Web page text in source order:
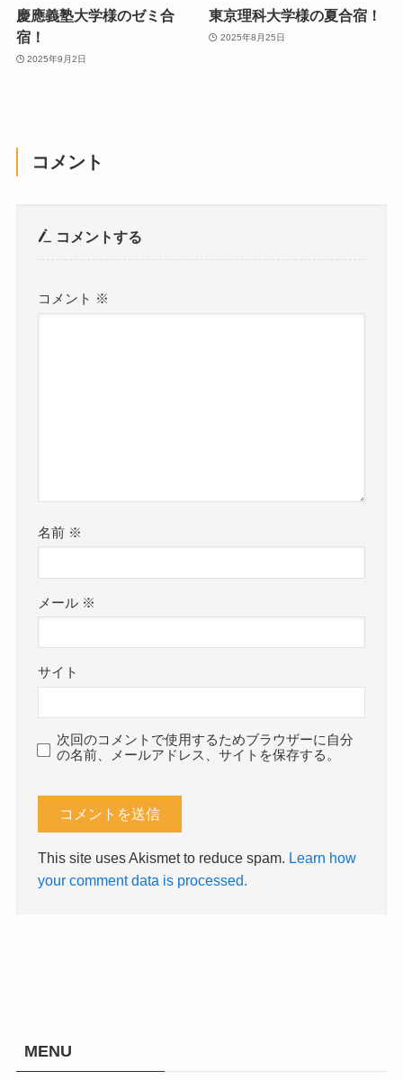
慶應義塾大学様のゼミ合
宿！
2025年9月2日
東京理科大学様の夏合宿！
2025年8月25日
コメント
コメントする
コメント ※
名前 ※
メール ※
サイト
次回のコメントで使用するためブラウザーに自分
の名前、メールアドレス、サイトを保存する。
This site uses Akismet to reduce spam. Learn how
your comment data is processed.
MENU